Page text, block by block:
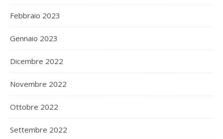
Febbraio 2023
Gennaio 2023
Dicembre 2022
Novembre 2022
Ottobre 2022
Settembre 2022